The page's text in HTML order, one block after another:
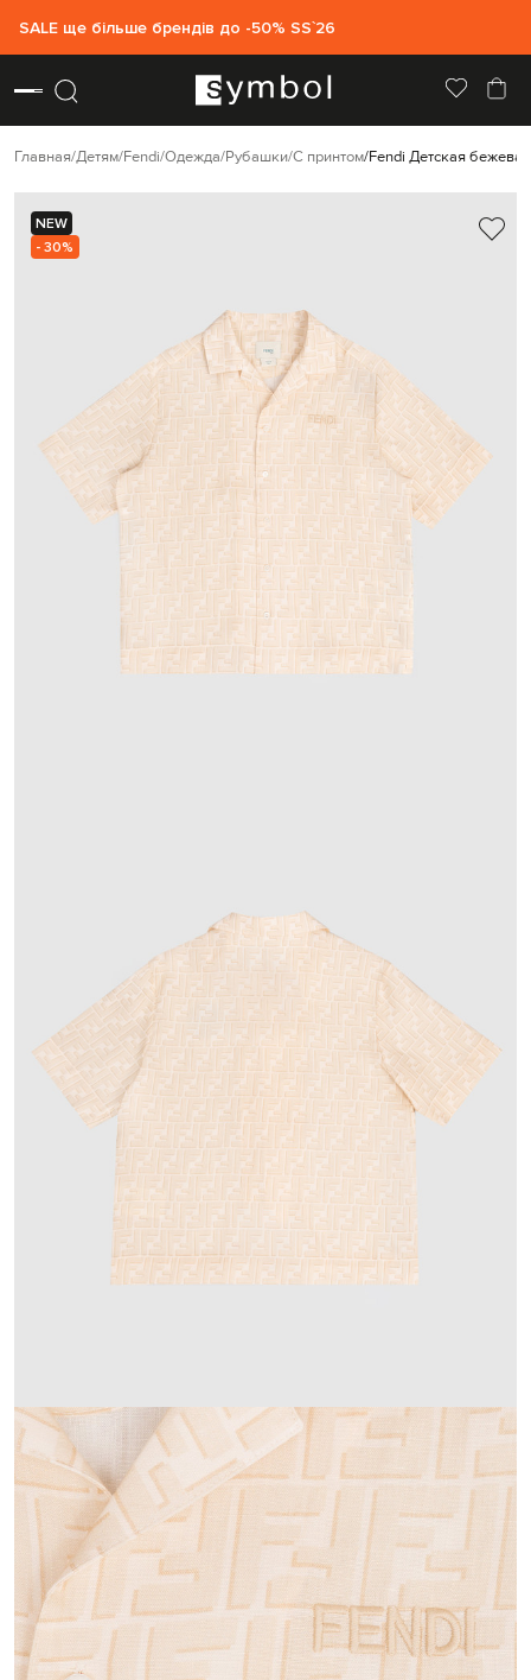
SALE ще більше брендів до -50% SS`26
Главная Детям Fendi Одежда Рубашки С принтом Fendi Детская
NEW
- 30%